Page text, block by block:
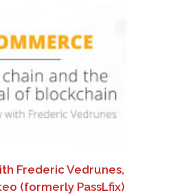
Frederic Vedrunes,
(formerly PassLfix)